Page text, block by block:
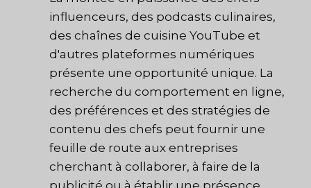
influenceurs, des podcasts culinaires,
des chaînes de cuisine YouTube et
d'autres plateformes numériques
présente une opportunité unique. La
recherche du comportement en ligne,
des préférences et des stratégies de
contenu des chefs peut fournir une
feuille de route aux entreprises
cherchant à collaborer, à faire de la